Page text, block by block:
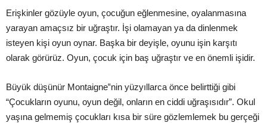
Erişkinler gözüyle oyun, çocuğun eğlenmesine, oyalanmasına
yarayan amaçsız bir uğraştır. İşi olamayan ya da dinlenmek
isteyen kişi oyun oynar. Başka bir deyişle, oyunu işin karşıtı
olarak görürüz. Oyun, çocuk için baş uğraştır ve en önemli işidir.
Büyük düşünür Montaigne‟nin yüzyıllarca önce belirttiği gibi
“Çocukların oyunu, oyun değil, onların en ciddi uğraşısıdır”. Okul
yaşına gelmemiş çocukları kısa bir süre gözlemlemek bu gerçeği